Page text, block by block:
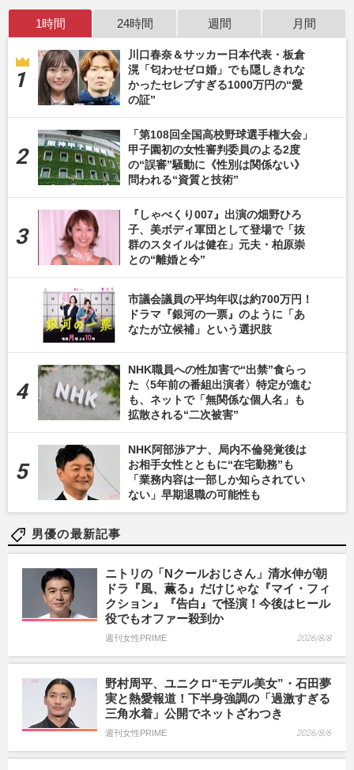
1時間 24時間 週間 月間
川口春奈＆サッカー日本代表・板倉
滉「匂わせゼロ婚」でも隠しきれな
かったセレブすぎる1000万円の“愛
の証”
「第108回全国高校野球選手権大会」
甲子園初の女性審判委員のよる2度
の“誤審”騒動に《性別は関係ない》
問われる“資質と技術”
『しゃべくり007』出演の畑野ひろ
子、美ボディ軍団として登場で「抜
群のスタイルは健在」元夫・柏原崇
との“離婚と今”
市議会議員の平均年収は約700万円！
ドラマ『銀河の一票』のように「あ
なたが立候補」という選択肢
NHK職員への性加害で“出禁”食らっ
た〈5年前の番組出演者〉特定が進む
も、ネットで「無関係な個人名」も
拡散される“二次被害”
NHK阿部渉アナ、局内不倫発覚後は
お相手女性とともに“在宅勤務”も
「業務内容は一部しか知らされてい
ない」早期退職の可能性も
男優の最新記事
ニトリの「Nクールおじさん」清水伸が朝
ドラ『風、薫る』だけじゃな『マイ・フィ
クション』『告白』で怪演！今後はヒール
役でもオファー殺到か
週刊女性PRIME 2026/8/8
野村周平、ユニクロ“モデル美女”・石田夢
実と熱愛報道！下半身強調の「過激すぎる
三角水着」公開でネットざわつき
週刊女性PRIME 2026/8/6